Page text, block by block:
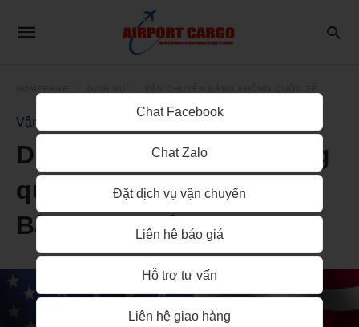
Vận Chuyển Hàng Không Quốc Tế
Dịch vụ vận chuyển hàng
quốc tế từ sân bay Nội
Bài đi Hoa Kỳ
Chat Facebook
Chat Zalo
Đặt dịch vụ vận chuyển
Liên hệ báo giá
Hỗ trợ tư vấn
Liên hệ giao hàng